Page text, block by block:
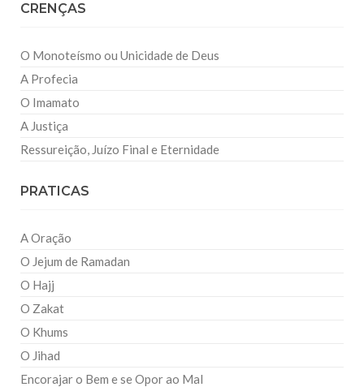
CRENÇAS
O Monoteísmo ou Unicidade de Deus
A Profecia
O Imamato
A Justiça
Ressureição, Juízo Final e Eternidade
PRATICAS
A Oração
O Jejum de Ramadan
O Hajj
O Zakat
O Khums
O Jihad
Encorajar o Bem e se Opor ao Mal